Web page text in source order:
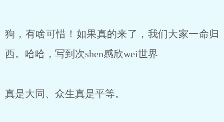
狗，有啥可惜！如果真的来了，我们大家一命归
西。哈哈，写到次shen感欣wei世界
真是大同、众生真是平等。